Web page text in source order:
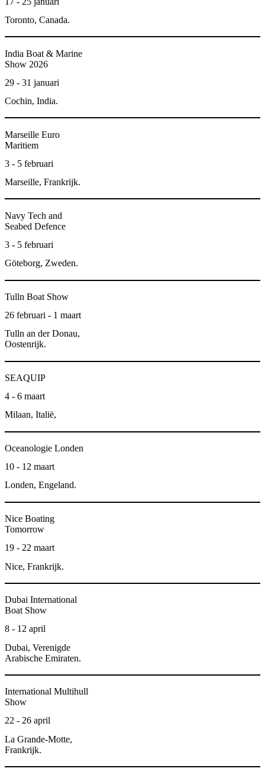
Toronto, Canada.
India Boat & Marine
Show 2026
29 - 31 januari
Cochin, India.
Marseille Euro
Maritiem
3 - 5 februari
Marseille, Frankrijk.
Navy Tech and
Seabed Defence
3 - 5 februari
Göteborg, Zweden.
Tulln Boat Show
26 februari - 1 maart
Tulln an der Donau,
Oostenrijk.
SEAQUIP
4 - 6 maart
Milaan, Italië,
Oceanologie Londen
10 - 12 maart
Londen, Engeland.
Nice Boating
Tomorrow
19 - 22 maart
Nice, Frankrijk.
Dubai International
Boat Show
8 - 12 april
Dubai, Verenigde
Arabische Emiraten.
International Multihull
Show
22 - 26 april
La Grande-Motte,
Frankrijk.